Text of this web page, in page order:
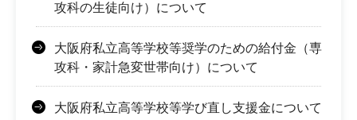
攻科の生徒向け）について
大阪府私立高等学校等奨学のための給付金（専
攻科・家計急変世帯向け）について
大阪府私立高等学校等学び直し支援金について